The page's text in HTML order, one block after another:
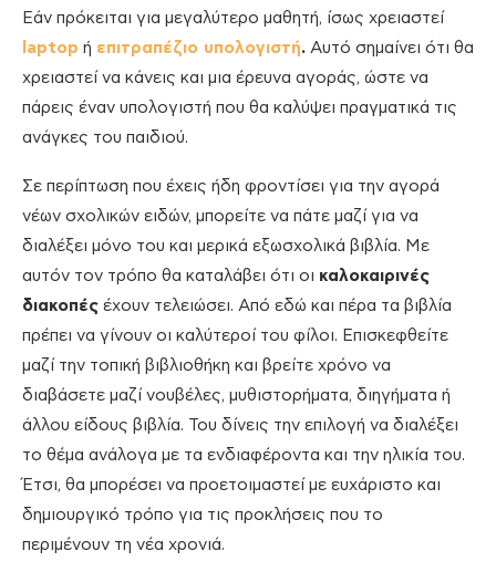
Εάν πρόκειται για μεγαλύτερο μαθητή, ίσως χρειαστεί
laptop ή επιτραπέζιο υπολογιστή. Αυτό σημαίνει ότι θα
χρειαστεί να κάνεις και μια έρευνα αγοράς, ώστε να
πάρεις έναν υπολογιστή που θα καλύψει πραγματικά τις
ανάγκες του παιδιού.
Σε περίπτωση που έχεις ήδη φροντίσει για την αγορά
νέων σχολικών ειδών, μπορείτε να πάτε μαζί για να
διαλέξει μόνο του και μερικά εξωσχολικά βιβλία. Με
αυτόν τον τρόπο θα καταλάβει ότι οι καλοκαιρινές
διακοπές έχουν τελειώσει. Από εδώ και πέρα τα βιβλία
πρέπει να γίνουν οι καλύτεροί του φίλοι. Επισκεφθείτε
μαζί την τοπική βιβλιοθήκη και βρείτε χρόνο να
διαβάσετε μαζί νουβέλες, μυθιστορήματα, διηγήματα ή
άλλου είδους βιβλία. Του δίνεις την επιλογή να διαλέξει
το θέμα ανάλογα με τα ενδιαφέροντα και την ηλικία του.
Έτσι, θα μπορέσει να προετοιμαστεί με ευχάριστο και
δημιουργικό τρόπο για τις προκλήσεις που το
περιμένουν τη νέα χρονιά.